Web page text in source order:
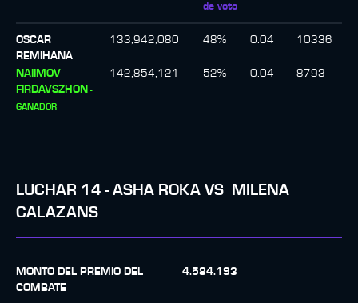
de voto
OSCAR
REMIHANA
133,942,080 48% 0.04 10336
NAIIMOV
FIRDAVSZHON -
GANADOR
142,854,121 52% 0.04 8793
LUCHAR 14 - ASHA ROKA VS
MILENA
CALAZANS
MONTO DEL PREMIO DEL
COMBATE
4.584.193